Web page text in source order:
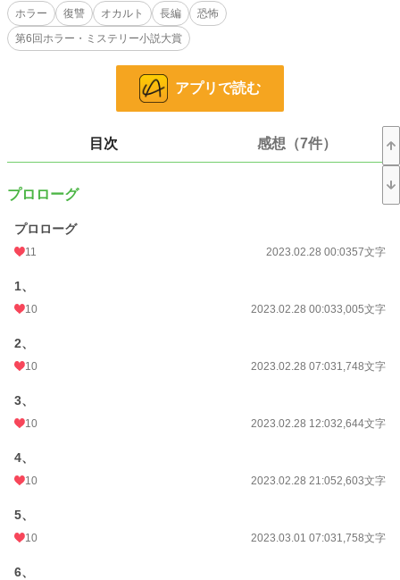
あなたを
許さない
17,473 位 / 228,564 件
190 位 / 8,494 件
文字数
更新日時
月間ポイント
累計ポイント
ホラー
復讐 オカルト 長編
恐怖
第6回ホラー・ミステリー小説大賞
アプリで読む
目次 感想（7件）
プロローグ
プロローグ
11 2023.02.28 00:0357文字
1、
10 2023.02.28 00:033,005文字
2、
10 2023.02.28 07:031,748文字
3、
10 2023.02.28 12:032,644文字
4、
10 2023.02.28 21:052,603文字
5、
10 2023.03.01 07:031,758文字
6、